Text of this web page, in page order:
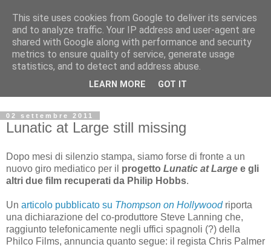
Archivio Kubrick: Blog
Commenti e notizie su Stanley Kubrick.
Segnalazione di eventi, nuovi libri in uscita, recensioni,
mostre e appuntamenti.
02 settembre 2011
Lunatic at Large still missing
Dopo mesi di silenzio stampa, siamo forse di fronte a un
nuovo giro mediatico per il progetto Lunatic at Large e gli
altri due film recuperati da Philip Hobbs.
Un articolo pubblicato su Thompson on Hollywoodriporta
una dichiarazione del co-produttore Steve Lanning che,
raggiunto telefonicamente negli uffici spagnoli (?) della
Philco Films, annuncia quanto segue: il regista Chris Palmer
This site uses cookies from Google to deliver its services
and to analyze traffic. Your IP address and user-agent are
shared with Google along with performance and security
metrics to ensure quality of service, generate usage
statistics, and to detect and address abuse.
LEARN MORE GOT IT